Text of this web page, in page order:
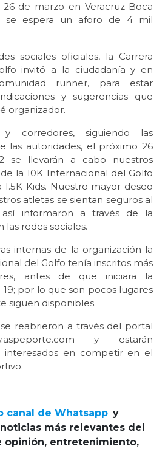
de marzo en Veracruz-Boca
se espera un aforo de 4 mil
sociales oficiales, la Carrera
invitó a la ciudadanía y en
runner, para estar
y sugerencias que
organizador.
y corredores, siguiendo las
las autoridades, el próximo 26
se llevarán a cabo nuestros
la 10K Internacional del Golfo
1.5K Kids. Nuestro mayor deseo
atletas se sientan seguros al
así informaron a través de la
redes sociales.
internas de la organización la
del Golfo tenía inscritos más
antes de que iniciara la
por lo que son pocos lugares
siguen disponibles.
reabrieron a través del portal
y estarán
interesados en competir en el
canal de Whatsapp y
más relevantes del
opinión, entretenimiento,